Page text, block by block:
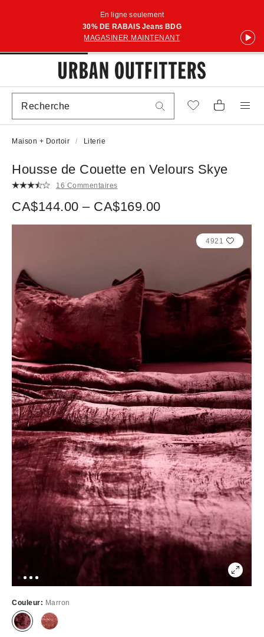
En ligne seulement
30% DE RABAIS Jeans BDG
MAGASINER MAINTENANT
Maison + Dortoir Literie
Housse de Couette en Velours Skye
16 Commentaires
CA$144.00 – CA$169.00
4921
Couleur: Marron